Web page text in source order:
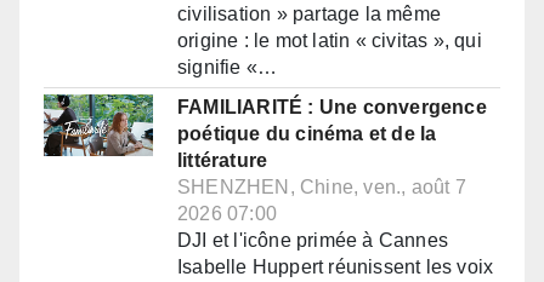
civilisation » partage la même
origine : le mot latin « civitas », qui
signifie «…
FAMILIARITÉ : Une convergence
poétique du cinéma et de la
littérature
SHENZHEN, Chine, ven., août 7
2026 07:00
DJI et l'icône primée à Cannes
Isabelle Huppert réunissent les voix